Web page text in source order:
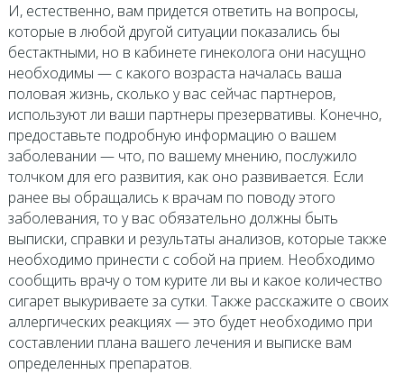
И, естественно, вам придется ответить на вопросы,
которые в любой другой ситуации показались бы
бестактными, но в кабинете гинеколога они насущно
необходимы — с какого возраста началась ваша
половая жизнь, сколько у вас сейчас партнеров,
используют ли ваши партнеры презервативы. Конечно,
предоставьте подробную информацию о вашем
заболевании — что, по вашему мнению, послужило
толчком для его развития, как оно развивается. Если
ранее вы обращались к врачам по поводу этого
заболевания, то у вас обязательно должны быть
выписки, справки и результаты анализов, которые также
необходимо принести с собой на прием. Необходимо
сообщить врачу о том курите ли вы и какое количество
сигарет выкуриваете за сутки. Также расскажите о своих
аллергических реакциях — это будет необходимо при
составлении плана вашего лечения и выписке вам
определенных препаратов.